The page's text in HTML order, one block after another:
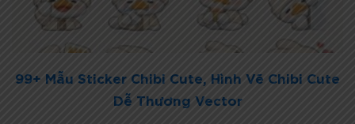
99+ Mẫu Sticker Chibi Cute, Hình Vẽ Chibi Cute
Dễ Thương Vector